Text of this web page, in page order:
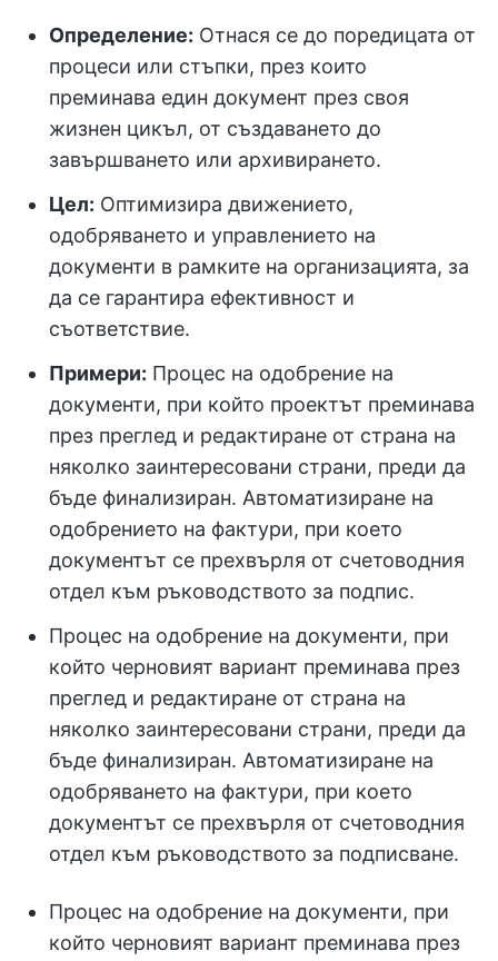
Определение: Отнася се до поредицата от
процеси или стъпки, през които
преминава един документ през своя
жизнен цикъл, от създаването до
завършването или архивирането.
Цел: Оптимизира движението,
одобряването и управлението на
документи в рамките на организацията, за
да се гарантира ефективност и
съответствие.
Примери: Процес на одобрение на
документи, при който проектът преминава
през преглед и редактиране от страна на
няколко заинтересовани страни, преди да
бъде финализиран. Автоматизиране на
одобрението на фактури, при което
документът се прехвърля от счетоводния
отдел към ръководството за подпис.
Процес на одобрение на документи, при
който черновият вариант преминава през
преглед и редактиране от страна на
няколко заинтересовани страни, преди да
бъде финализиран. Автоматизиране на
одобряването на фактури, при което
документът се прехвърля от счетоводния
отдел към ръководството за подписване.
Процес на одобрение на документи, при
който черновият вариант преминава през